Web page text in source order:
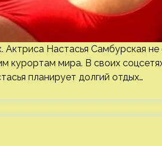
Актриса Настасья Самбурская
курортам мира. В своих
планирует долгий отдых…